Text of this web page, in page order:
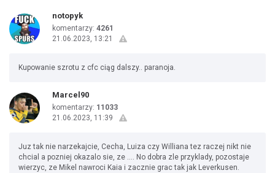
notopyk
komentarzy: 4261
21.06.2023, 13:21
Kupowanie szrotu z cfc ciąg dalszy.. paranoja.
Marcel90
komentarzy: 11033
21.06.2023, 11:39
Juz tak nie narzekajcie, Cecha, Luiza czy Williana tez raczej nikt nie
chcial a pozniej okazalo sie, ze .... No dobra zle przyklady, pozostaje
wierzyc, ze Mikel nawroci Kaia i zacznie grac tak jak Leverkusen.